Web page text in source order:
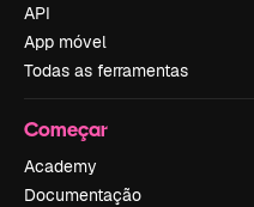
API
App móvel
Todas as ferramentas
Começar
Academy
Documentação